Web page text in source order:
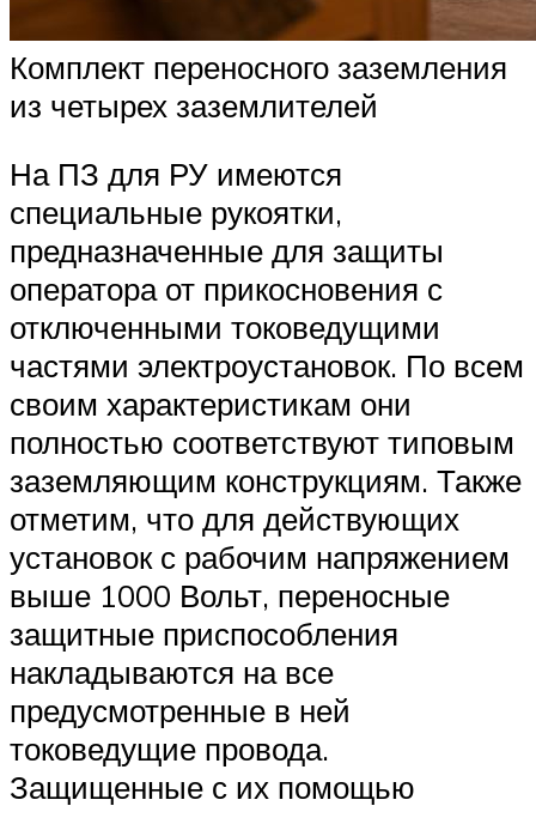
Комплект переносного заземления
из четырех заземлителей
На ПЗ для РУ имеются
специальные рукоятки,
предназначенные для защиты
оператора от прикосновения с
отключенными токоведущими
частями электроустановок. По всем
своим характеристикам они
полностью соответствуют типовым
заземляющим конструкциям. Также
отметим, что для действующих
установок с рабочим напряжением
выше 1000 Вольт, переносные
защитные приспособления
накладываются на все
предусмотренные в ней
токоведущие провода.
Защищенные с их помощью